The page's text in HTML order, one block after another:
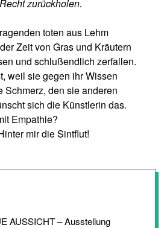
zurückholen.
toten aus Lehm
Zeit von Gras und Kräutern
und schlußendlich zerfallen.
weil sie gegen ihr Wissen
Schmerz, den sie anderen
sich die Künstlerin das.
Empathie?
mir die Sintflut!
AUSSICHT – Ausstellung